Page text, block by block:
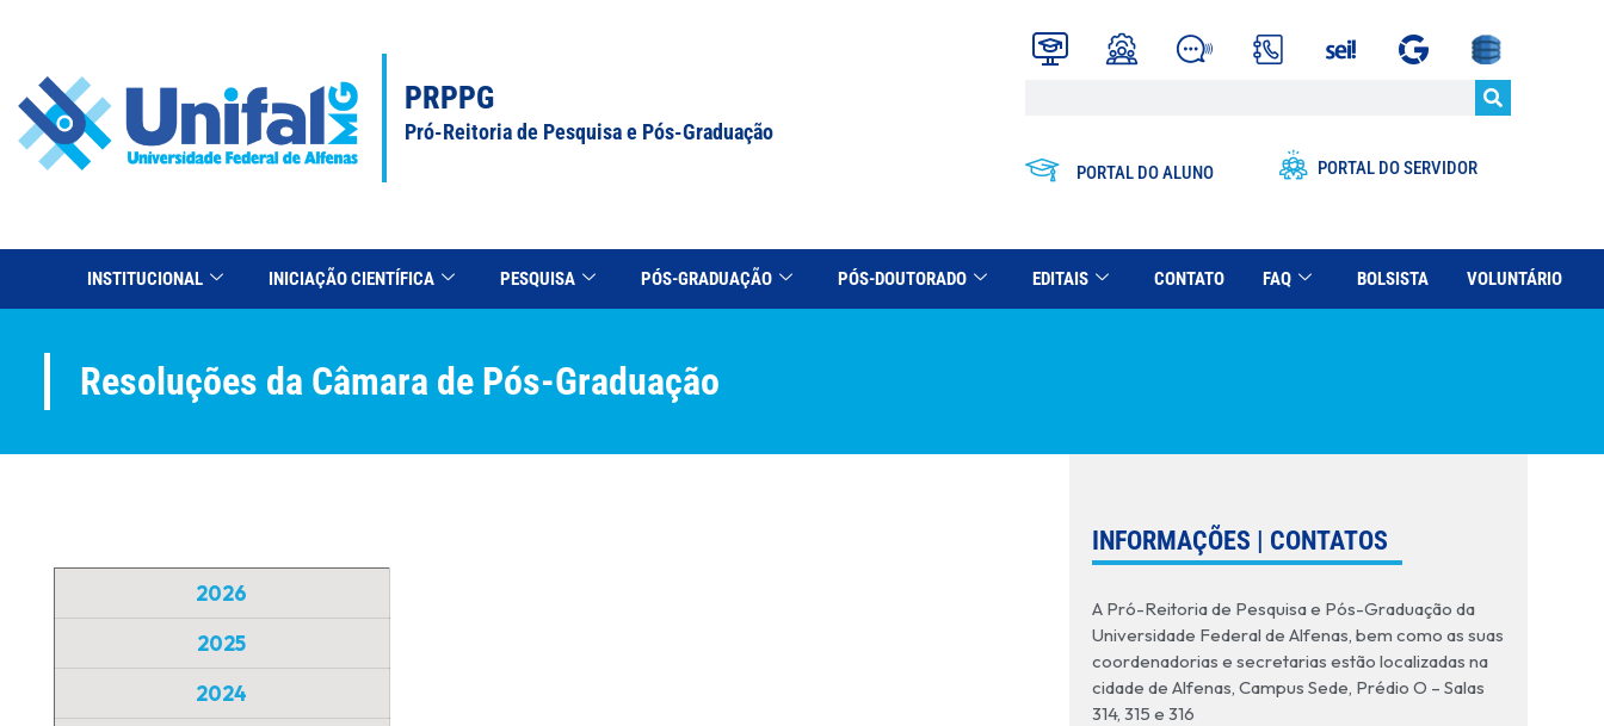
PRPPG
Pró-Reitoria de Pesquisa e Pós-Graduação
PORTAL DO ALUNO PORTAL DO SERVIDOR
INSTITUCIONAL INICIAÇÃO CIENTÍFICA PESQUISA PÓS-GRADUAÇÃO PÓS-DOUTORADO EDITAIS CONTATO FAQ BOLSISTA VOLUNTÁRIO
Resoluções da Câmara de Pós-Graduação
2026
2025
2024
INFORMAÇÕES | CONTATOS
A Pró-Reitoria de Pesquisa e Pós-Graduação da
Universidade Federal de Alfenas, bem como as suas
coordenadorias e secretarias estão localizadas na
cidade de Alfenas, Campus Sede, Prédio O – Salas
314, 315 e 316